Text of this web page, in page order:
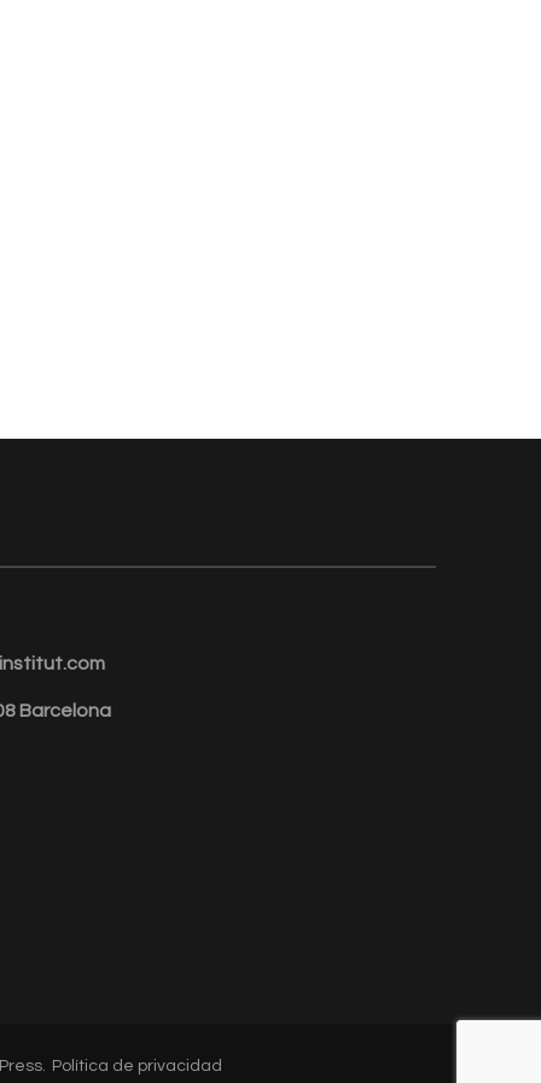
Barcelona
Política de privacidad